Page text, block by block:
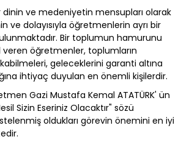
dinin ve medeniyetin mensupları olarak
ve dolayısıyla öğretmenlerin ayrı bir
Bir toplumun hamurunu
öğretmenler, toplumların
geleceklerini garanti altına
ihtiyaç duyulan en önemli kişilerdir.
Gazi Mustafa Kemal ATATÜRK' ün
Sizin Eseriniz Olacaktır" sözü
oldukları görevin önemini en iyi